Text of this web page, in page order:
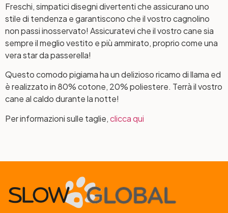
Freschi, simpatici disegni divertenti che assicurano uno
stile di tendenza e garantiscono che il vostro cagnolino
non passi inosservato! Assicuratevi che il vostro cane sia
sempre il meglio vestito e più ammirato, proprio come una
vera star da passerella!
Questo comodo pigiama ha un delizioso ricamo di llama ed
è realizzato in 80% cotone, 20% poliestere. Terrà il vostro
cane al caldo durante la notte!
Per informazioni sulle taglie,clicca qui